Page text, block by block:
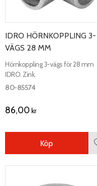
IDRO HÖRNKOPPLING 3-
VÄGS 28 MM
Hörnkoppling 3-vägs för 28 mm
IDRO. Zink.
80-85574
86,00 kr
Köp